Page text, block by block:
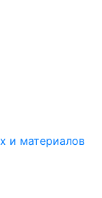
и материалов